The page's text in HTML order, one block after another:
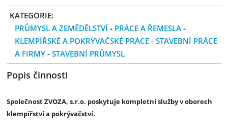
KATEGORIE:
PRŮMYSL A ZEMĚDĚLSTVÍ - PRÁCE A ŘEMESLA -
KLEMPÍŘSKÉ A POKRÝVAČSKÉ PRÁCE -STAVEBNÍ PRÁCE
A FIRMY -STAVEBNÍ PRŮMYSL
Popis činnosti
Společnost ZVOZA, s.r.o. poskytuje kompletní služby v oborech
klempířství a pokrývačství.